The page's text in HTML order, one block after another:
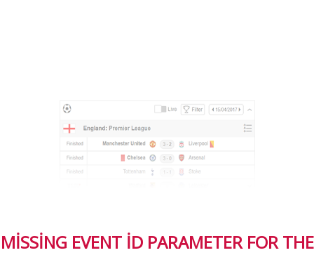
MISSING EVENT ID PARAMETER FOR THE